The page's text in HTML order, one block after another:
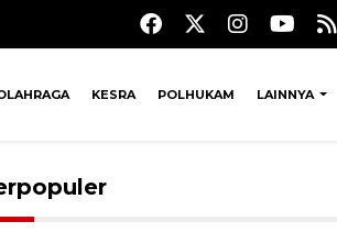
KESRA POLHUKAM LAINNYA